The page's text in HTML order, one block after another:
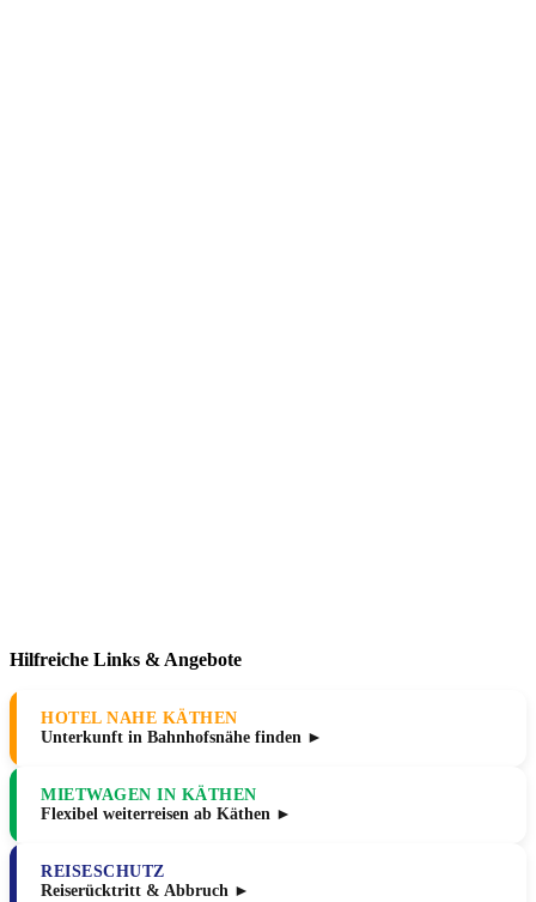
Hilfreiche Links & Angebote
HOTEL NAHE KÄTHEN
Unterkunft in Bahnhofsnähe finden ►
MIETWAGEN IN KÄTHEN
Flexibel weiterreisen ab Käthen ►
REISESCHUTZ
Reiserücktritt & Abbruch ►